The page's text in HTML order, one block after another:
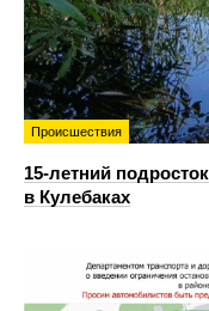
Происшествия
15-летний
в Кулебаках